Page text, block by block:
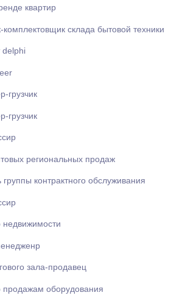
квартир
склада бытовой техники
delphi
грузчик
грузчик
региональных продаж
группы контрактного обслуживания
зала-продавец
оборудования